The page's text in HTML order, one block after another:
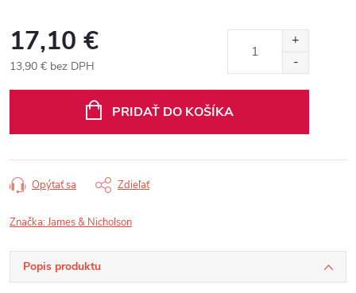
17,10 €
13,90 € bez DPH
PRIDAŤ DO KOŠÍKA
Opýtať sa Zdieľať
Značka:James & Nicholson
Popis produktu